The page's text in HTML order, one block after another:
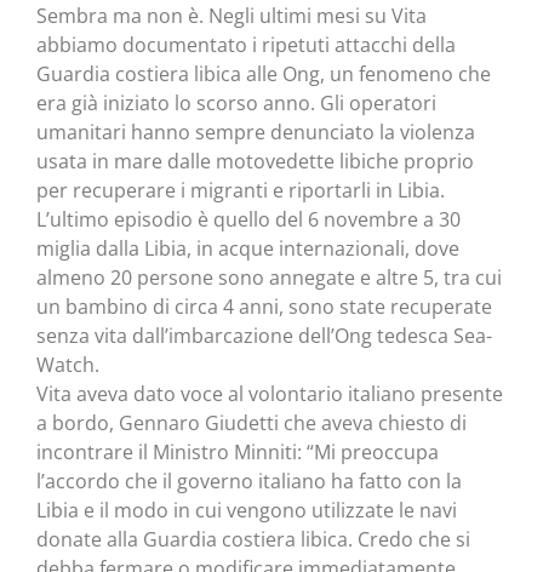
Sembra ma non è. Negli ultimi mesi su Vita
abbiamo documentato i ripetuti attacchi della
Guardia costiera libica alle Ong, un fenomeno che
era già iniziato lo scorso anno. Gli operatori
umanitari hanno sempre denunciato la violenza
usata in mare dalle motovedette libiche proprio
per recuperare i migranti e riportarli in Libia.
L’ultimo episodio è quello del 6 novembre a 30
miglia dalla Libia, in acque internazionali, dove
almeno 20 persone sono annegate e altre 5, tra cui
un bambino di circa 4 anni, sono state recuperate
senza vita dall’imbarcazione dell’Ong tedesca Sea-
Watch.
Vita aveva dato voce al volontario italiano presente
a bordo, Gennaro Giudetti che aveva chiesto di
incontrare il Ministro Minniti: “Mi preoccupa
l’accordo che il governo italiano ha fatto con la
Libia e il modo in cui vengono utilizzate le navi
donate alla Guardia costiera libica. Credo che si